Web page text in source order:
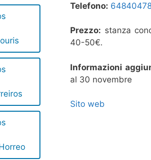
Telefono:
Prezzo: stanza
40-50€.
Informazioni
al 30 novembre
Sito web